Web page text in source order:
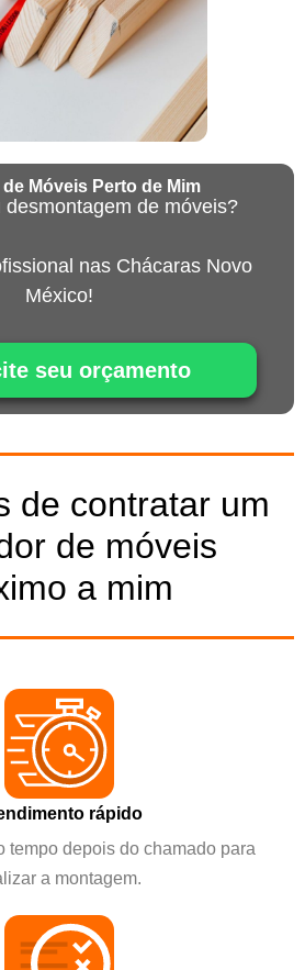
Móveis Perto de Mim
desmontagem de móveis?
nas Chácaras Novo
México!
seu orçamento
de contratar um
de móveis
a mim
rápido
tempo depois do chamado para
a montagem.